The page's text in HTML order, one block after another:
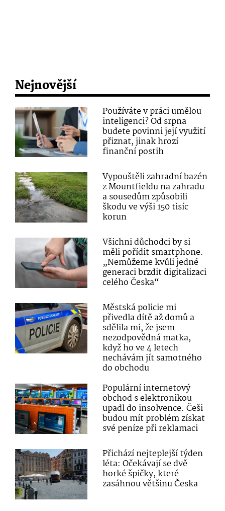
Nejnovější
Používáte v práci umělou
inteligenci? Od srpna
budete povinni její využití
přiznat, jinak hrozí
finanční postih
Vypouštěli zahradní bazén
z Mountfieldu na zahradu
a sousedům způsobili
škodu ve výši 150 tisíc
korun
Všichni důchodci by si
měli pořídit smartphone.
„Nemůžeme kvůli jedné
generaci brzdit digitalizaci
celého Česka“
Městská policie mi
přivedla dítě až domů a
sdělila mi, že jsem
nezodpovědná matka,
když ho ve 4 letech
nechávám jít samotného
do obchodu
Populární internetový
obchod s elektronikou
upadl do insolvence. Češi
budou mít problém získat
své peníze při reklamaci
Přichází nejteplejší týden
léta: Očekávají se dvě
horké špičky, které
zasáhnou většinu Česka